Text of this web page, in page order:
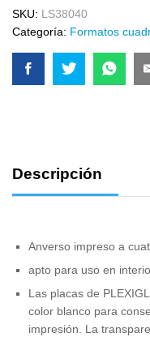
SKU: LS38040
Categoría: Formatos
Descripción
Anverso impreso a
apto para uso en
Las placas de
color blanco para
impresión. La